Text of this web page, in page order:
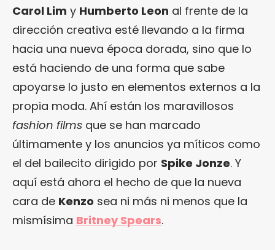
Carol Lim y Humberto Leon al frente de la
dirección creativa esté llevando a la firma
hacia una nueva época dorada, sino que lo
está haciendo de una forma que sabe
apoyarse lo justo en elementos externos a la
propia moda. Ahí están los maravillosos
fashion films que se han marcado
últimamente y los anuncios ya míticos como
el del bailecito dirigido por Spike Jonze. Y
aquí está ahora el hecho de que la nueva
cara de Kenzo sea ni más ni menos que la
mismísima Britney Spears.